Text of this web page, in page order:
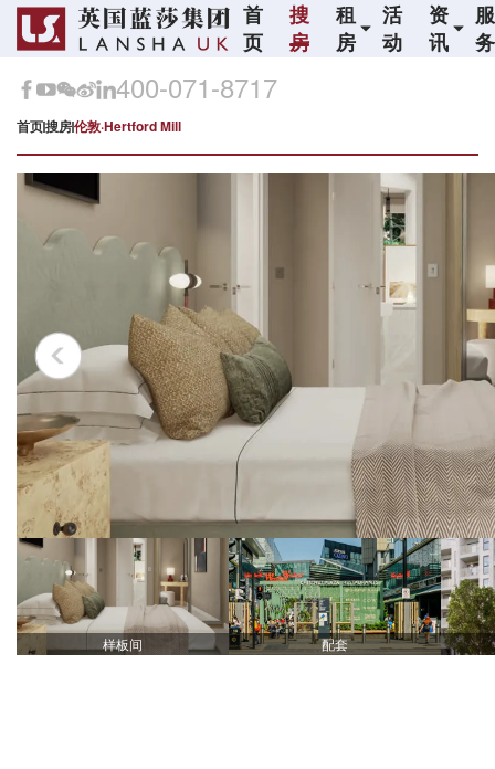
首
页
搜
房
租
房
活
动
资
讯
服
务
400-071-8717
首页搜房伦敦·Hertford Mill
样板间 配套